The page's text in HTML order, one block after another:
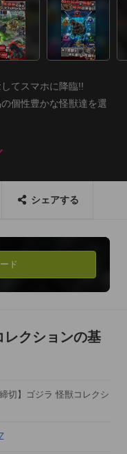
てスマホに降臨!!
個性豊かな怪獣達を選
ンピシャアタック
シェアする
ド
レクションの基
締切】ゴジラ 怪獣コレクシ